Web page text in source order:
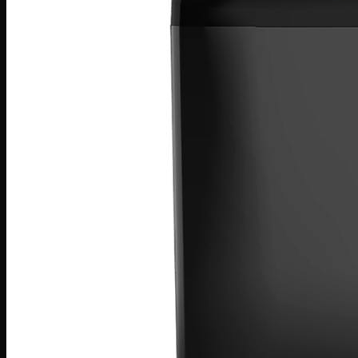
Tủ lạnh Panasonic
Tủ lạnh Mitsubishi
Tủ lạnh Electrolux